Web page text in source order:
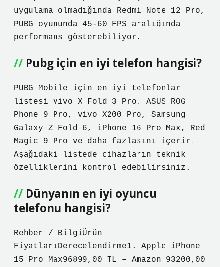
uygulama olmadığında Redmi Note 12 Pro,
PUBG oyununda 45-60 FPS aralığında
performans gösterebiliyor.
Pubg için en iyi telefon hangisi?
PUBG Mobile için en iyi telefonlar
listesi vivo X Fold 3 Pro, ASUS ROG
Phone 9 Pro, vivo X200 Pro, Samsung
Galaxy Z Fold 6, iPhone 16 Pro Max, Red
Magic 9 Pro ve daha fazlasını içerir.
Aşağıdaki listede cihazların teknik
özelliklerini kontrol edebilirsiniz.
Dünyanın en iyi oyuncu
telefonu hangisi?
Rehber / BilgiÜrün
FiyatlarıDerecelendirme1. Apple iPhone
15 Pro Max96899,00 TL – Amazon 93200,00